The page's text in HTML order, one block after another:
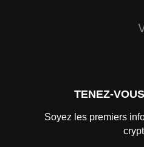
TENEZ-
Soyez les premiers